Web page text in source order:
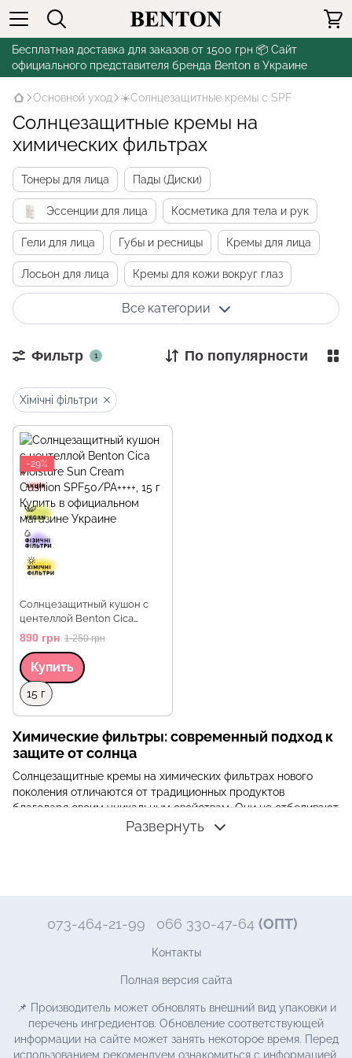
Бесплатная доставка для заказов от 1500 грн 📦 Сайт
официального представителя бренда Benton в Украине
Основной уход ☀️Солнцезащитные кремы с SPF
Солнцезащитные кремы на
химических фильтрах
Тонеры для лица Пады (Диски)
Эссенции для лица Косметика для тела и рук
Гели для лица Губы и ресницы Кремы для лица
Лосьон для лица Кремы для кожи вокруг глаз
Мисты и спреиВсе категории
Фильтр 1 По популярности
Хімічні фільтри
−29%
Солнцезащитный кушон с
центеллой Benton Cica
Moisture Sun Cream Cushion
SPF50/PA++++, 15 г
890 грн 1 250 грн
Купить
Объем
15 г
Химические фильтры: современный подход к
защите от солнца
Солнцезащитные кремы на химических фильтрах нового
поколения отличаются от традиционных продуктов
благодаря своим уникальным свойствам. Они не отбеливают
кожу и созданы для того, чтобы придавать коже
комплексную защиту от UVA и UVB лучей и обеспечивать
соответствии с вашей кожей
Солнцезащитные кремы на химических фильтрах подходят
комбинированную и нормальную. Они легко наносятся,
или белых следов на коже. Для подбора под ваш тип кожи
можете воспользоваться удобными фильтрами у нас на
сайте, либо же связаться с нами для получения бесплатной
Развернуть
073-464-21-99 066 330-47-64 (ОПТ)
Контакты
Полная версия сайта
📌 Производитель может обновлять внешний вид упаковки и
перечень ингредиентов. Обновление соответствующей
информации на сайте может занять некоторое время. Перед
использованием рекомендуем ознакомиться с информацией,